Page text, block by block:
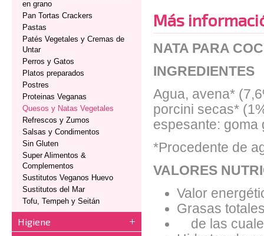
en grano
Pan Tortas Crackers
Pastas
Patés Vegetales y Cremas de
Untar
Perros y Gatos
Platos preparados
Postres
Proteinas Veganas
Quesos y Natas Vegetales
Refrescos y Zumos
Salsas y Condimentos
Sin Gluten
Super Alimentos &
Complementos
Sustitutos Veganos Huevo
Sustitutos del Mar
Tofu, Tempeh y Seitán
Higiene
Más
NATA PARA
INGREDIENTES
Agua, avena*
porcini secas*
espesante: goma
*Procedente de
VALORES
Valor
Grasas
de las